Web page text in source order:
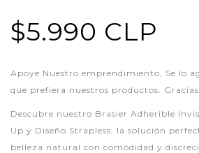
$5.990 CLP
Apoye Nuestro emprendimiento, Se lo
que prefiera nuestros productos.
Descubre nuestro Brasier Adherible
Up y Diseño Strapless, la solución
belleza natural con comodidad y